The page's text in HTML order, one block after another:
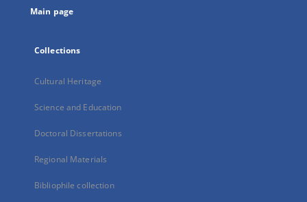
Main page
Collections
Cultural Heritage
Science and Education
Doctoral Dissertations
Regional Materials
Bibliophile collection